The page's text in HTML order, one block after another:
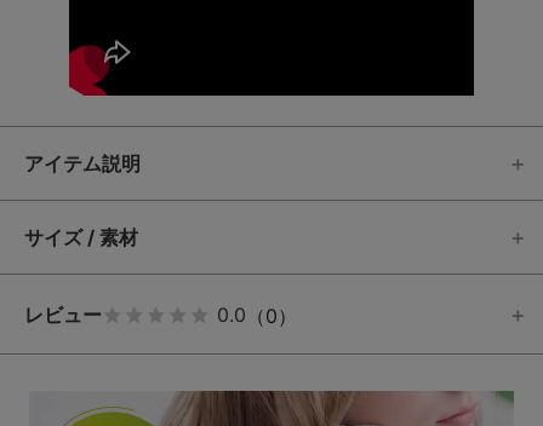
アイテム説明
サイズ / 素材
レビュー 0.0 （0）